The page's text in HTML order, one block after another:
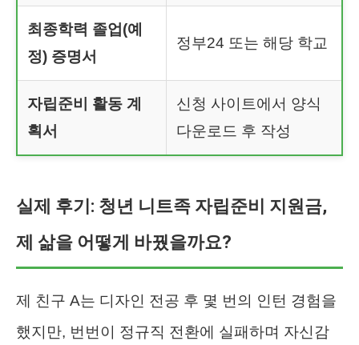
최종학력 졸업(예
정) 증명서
정부24 또는 해당 학교
자립준비 활동 계
획서
신청 사이트에서 양식
다운로드 후 작성
실제 후기: 청년 니트족 자립준비 지원금,
제 삶을 어떻게 바꿨을까요?
제 친구 A는 디자인 전공 후 몇 번의 인턴 경험을
했지만, 번번이 정규직 전환에 실패하며 자신감